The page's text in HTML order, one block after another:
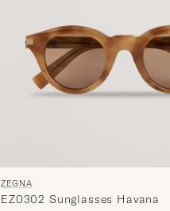
ZEGNA
EZ0302 Sunglasses Havana